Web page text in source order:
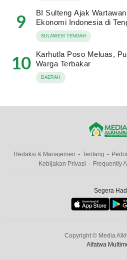
9
BI Sulteng Ajak
Ekonomi Indonesia di
SULAWESI TENGAH
10
Karhutla Poso Meluas,
Warga Terbakar
DAERAH
Redaksi & Manajemen Tentang
Kebijakan Privasi
Frequently
Segera
Copyright © Media
Alfatwa